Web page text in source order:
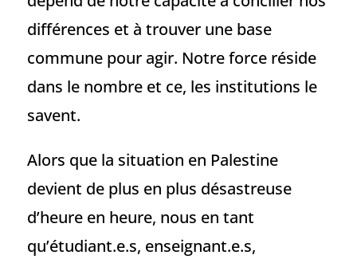
différences et à trouver une base
commune pour agir. Notre force réside
dans le nombre et ce, les institutions le
savent.
Alors que la situation en Palestine
devient de plus en plus désastreuse
d’heure en heure, nous en tant
qu’étudiant.e.s, enseignant.e.s,